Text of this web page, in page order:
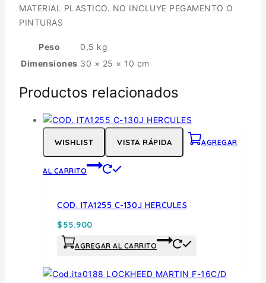
MATERIAL PLASTICO. NO INCLUYE PEGAMENTO O
PINTURAS
Peso
0,5 kg
Dimensiones 30 × 25 × 10 cm
Productos relacionados
WISHLIST VISTA RÁPIDA AGREGAR
AL CARRITO
COD. ITA1255 C-130J HERCULES
$55.900
AGREGAR AL CARRITO